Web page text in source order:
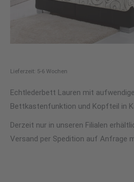
Lieferzeit: 5-6 Wochen
Echtlederbett Lauren mit
Bettkastenfunktion und Kopfteil in
Derzeit nur in unseren Filialen
Versand per Spedition auf Anfrage